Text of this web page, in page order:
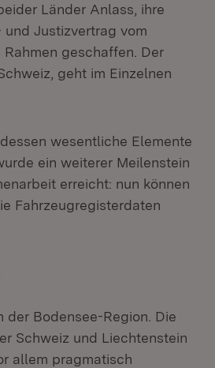
Länder Anlass, ihre
und Justizvertrag vom
geschaffen. Der
geht im Einzelnen
wesentliche Elemente
ein weiterer Meilenstein
erreicht: nun können
Fahrzeugregisterdaten
Bodensee-Region. Die
Schweiz und Liechtenstein
allem pragmatisch